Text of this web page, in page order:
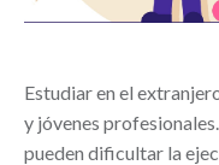
Estudiar en el
y jóvenes
pueden dificultar la